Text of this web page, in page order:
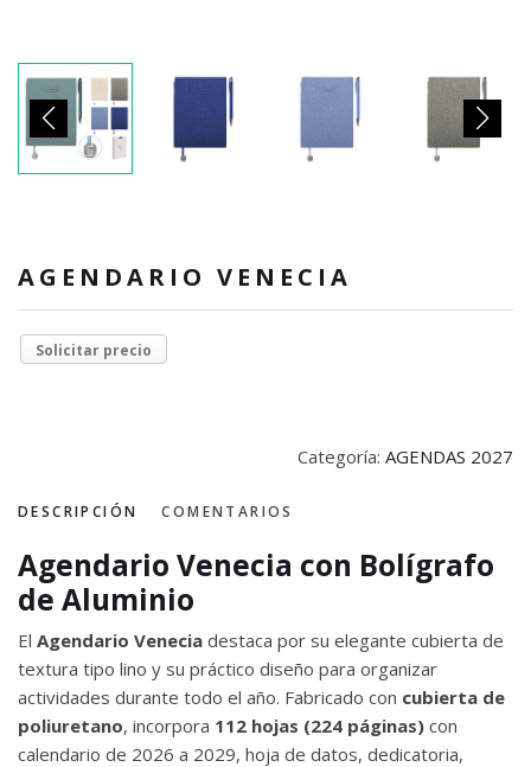
AGENDARIO VENECIA
Solicitar precio
Categoría: AGENDAS 2027
DESCRIPCIÓN COMENTARIOS
Agendario Venecia con Bolígrafo
de Aluminio
El Agendario Venecia destaca por su elegante cubierta de
textura tipo lino y su práctico diseño para organizar
actividades durante todo el año. Fabricado con cubierta de
poliuretano, incorpora 112 hojas (224 páginas) con
calendario de 2026 a 2029, hoja de datos, dedicatoria,